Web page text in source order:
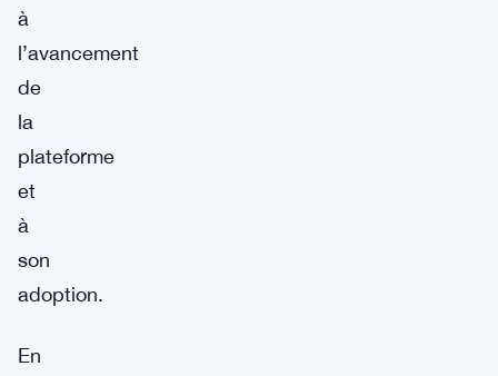
à
l’avancement
de
la
plateforme
et
à
son
adoption.
En